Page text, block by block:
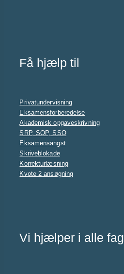
Få hjælp til
Privatundervisning
Eksamensforberedelse
Akademisk opgaveskrivning
SRP, SOP, SSO
Eksamensangst
Skriveblokade
Korrekturlæsning
Kvote 2 ansøgning
Vi hjælper i alle fag